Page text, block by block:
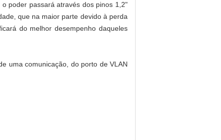
poder passará através dos pinos 1,2"
que na maior parte devido à perda
do melhor desempenho daqueles
uma comunicação, do porto de VLAN